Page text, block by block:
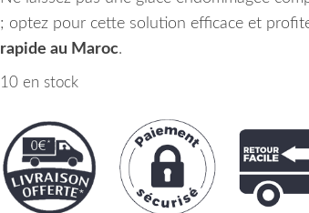
; optez pour cette solution efficace et
rapide au Maroc.
10 en stock